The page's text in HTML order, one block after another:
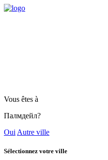
Vous êtes à
Палмдейл?
Oui Autre ville
Sélectionnez votre ville